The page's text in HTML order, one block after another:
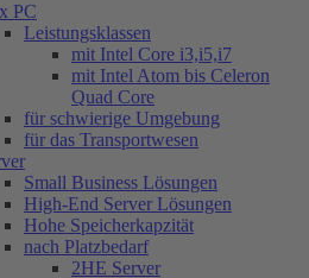
PC
Leistungsklassen
mit Intel Core i3,i5,i7
mit Intel Atom bis Celeron
Quad Core
für schwierige Umgebung
für das Transportwesen
Small Business Lösungen
High-End Server Lösungen
Hohe Speicherkapzität
nach Platzbedarf
2HE Server